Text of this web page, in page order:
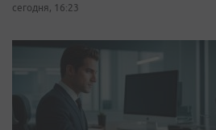
сегодня, 16:23